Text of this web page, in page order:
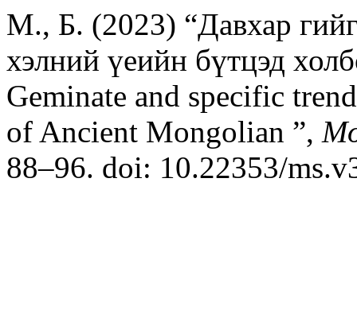
М., Б. (2023) “Давхар
хэлний үеийн бүтцэд
Geminate and specific
of Ancient Mongolian ”,
88–96. doi: 10.22353/